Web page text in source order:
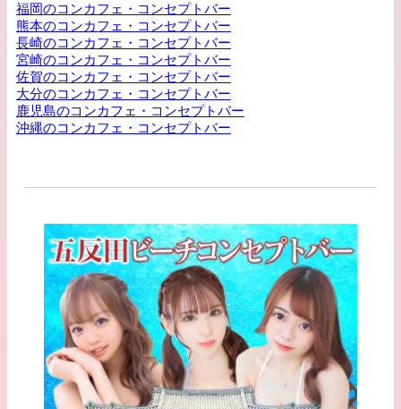
福岡のコンカフェ・コンセプトバー
熊本のコンカフェ・コンセプトバー
長崎のコンカフェ・コンセプトバー
宮崎のコンカフェ・コンセプトバー
佐賀のコンカフェ・コンセプトバー
大分のコンカフェ・コンセプトバー
鹿児島のコンカフェ・コンセプトバー
沖縄のコンカフェ・コンセプトバー